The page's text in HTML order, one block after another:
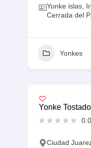
Yonke islas,
Cerrada del
Yonkes
Yonke
0.0
Ciudad